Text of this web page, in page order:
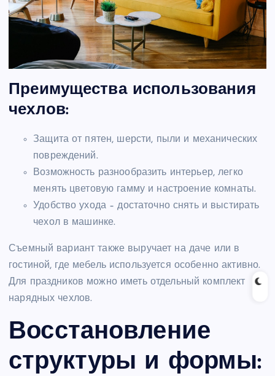
Преимущества использования
чехлов:
Защита от пятен, шерсти, пыли и механических
повреждений.
Возможность разнообразить интерьер, легко
менять цветовую гамму и настроение комнаты.
Удобство ухода – достаточно снять и выстирать
чехол в машинке.
Съемный вариант также выручает на даче или в
гостиной, где мебель используется особенно активно.
Для праздников можно иметь отдельный комплект
нарядных чехлов.
Восстановление
структуры и формы: